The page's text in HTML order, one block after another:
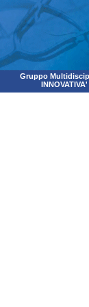
Gruppo
INNOVATIVA'